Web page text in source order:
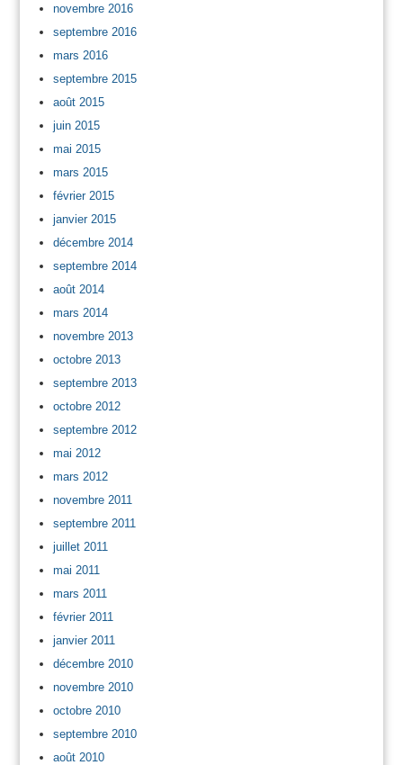
novembre 2016
septembre 2016
mars 2016
septembre 2015
août 2015
juin 2015
mai 2015
mars 2015
février 2015
janvier 2015
décembre 2014
septembre 2014
août 2014
mars 2014
novembre 2013
octobre 2013
septembre 2013
octobre 2012
septembre 2012
mai 2012
mars 2012
novembre 2011
septembre 2011
juillet 2011
mai 2011
mars 2011
février 2011
janvier 2011
décembre 2010
novembre 2010
octobre 2010
septembre 2010
août 2010